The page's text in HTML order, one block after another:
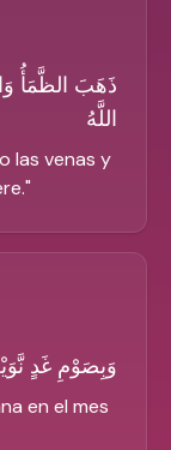
ذَهَبَ الظَّمَأُ
اللَّهُ
las venas y
"
وَبِصَوْمِ غَدٍ
en el mes